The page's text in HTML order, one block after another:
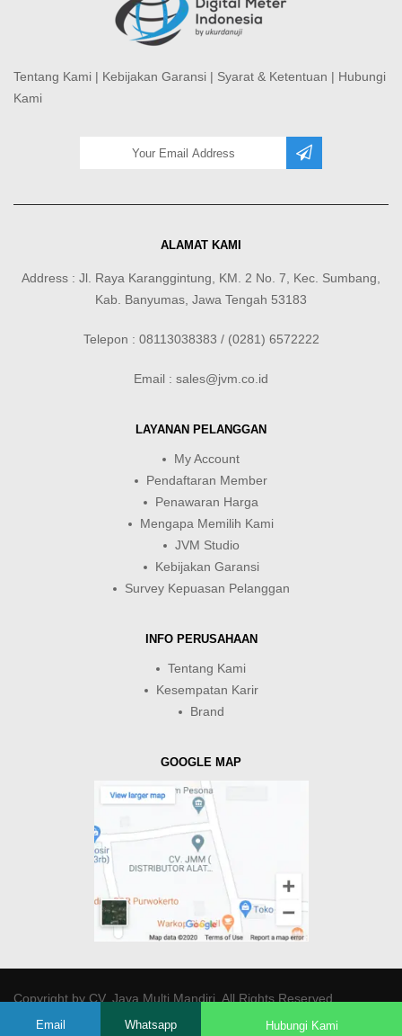
Tentang Kami | Kebijakan Garansi | Syarat & Ketentuan | Hubungi
Kami
ALAMAT KAMI
Address : Jl. Raya Karanggintung, KM. 2 No. 7, Kec. Sumbang,
Kab. Banyumas, Jawa Tengah 53183
Telepon : 08113038383 / (0281) 6572222
Email : sales@jvm.co.id
LAYANAN PELANGGAN
My Account
Pendaftaran Member
Penawaran Harga
Mengapa Memilih Kami
JVM Studio
Kebijakan Garansi
Survey Kepuasan Pelanggan
INFO PERUSAHAAN
Tentang Kami
Kesempatan Karir
Brand
GOOGLE MAP
Copyright byCV. Java Multi Mandiri. All Rights Reserved.
Email Whatsapp Hubungi Kami